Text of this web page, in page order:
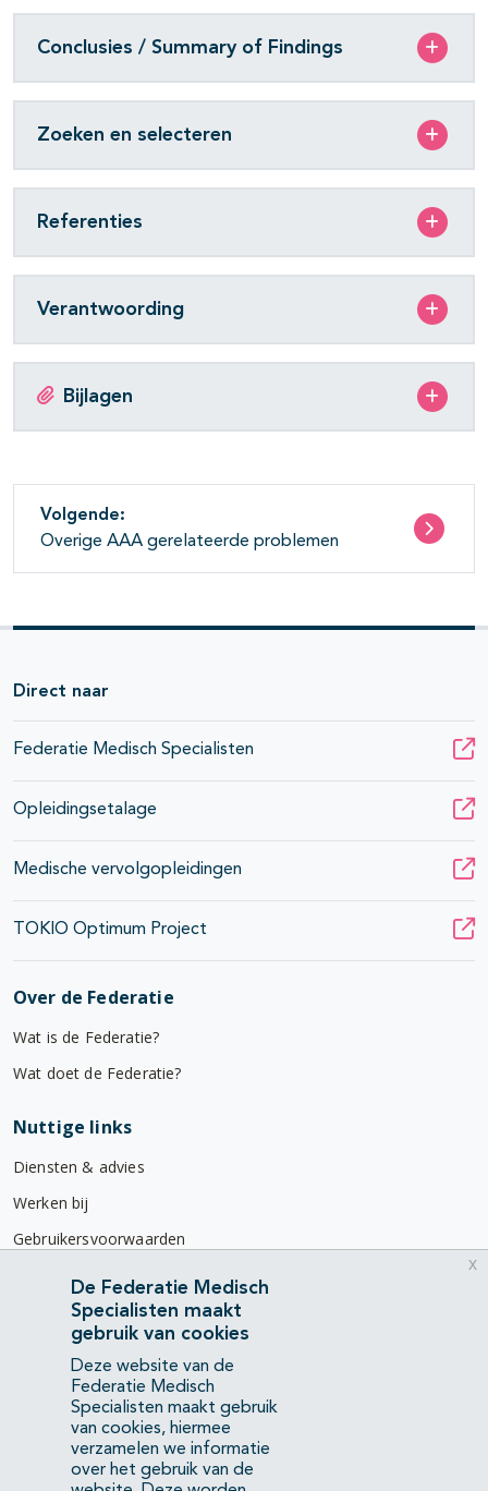
Conclusies / Summary of Findings
Zoeken en selecteren
Referenties
Verantwoording
Bijlagen
Volgende:
Overige AAA gerelateerde problemen
Direct naar
Federatie Medisch Specialisten
Opleidingsetalage
Medische vervolgopleidingen
TOKIO Optimum Project
Over de Federatie
Wat is de Federatie?
Wat doet de Federatie?
Nuttige links
Diensten & advies
Werken bij
Gebruikersvoorwaarden
Privacyverklaring
Contact
Mercatorlaan 1200
3528 BL Utrecht
(088) 505 34 34
info@richtlijnendatabase.nl
De Federatie Medisch
Specialisten maakt
gebruik van cookies
Deze website van de
Federatie Medisch
Specialisten maakt gebruik
van cookies, hiermee
verzamelen we informatie
over het gebruik van de
x